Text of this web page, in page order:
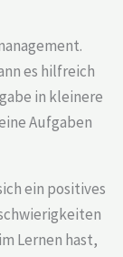
es hilfreich
in kleinere
Aufgaben
ein positives
Lernen hast,